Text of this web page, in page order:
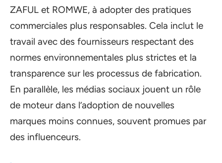
ZAFUL et ROMWE, à adopter des pratiques
commerciales plus responsables. Cela inclut le
travail avec des fournisseurs respectant des
normes environnementales plus strictes et la
transparence sur les processus de fabrication.
En parallèle, les médias sociaux jouent un rôle
de moteur dans l’adoption de nouvelles
marques moins connues, souvent promues par
des influenceurs.